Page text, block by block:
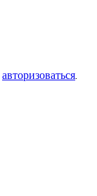
авторизоваться